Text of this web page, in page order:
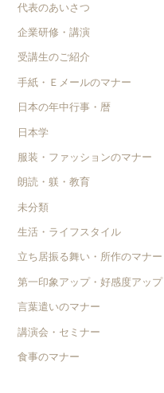
代表のあいさつ
企業研修・講演
受講生のご紹介
手紙・Ｅメールのマナー
日本の年中行事・暦
日本学
服装・ファッションのマナー
朗読・躾・教育
未分類
生活・ライフスタイル
立ち居振る舞い・所作のマナー
第一印象アップ・好感度アップ
言葉遣いのマナー
講演会・セミナー
食事のマナー